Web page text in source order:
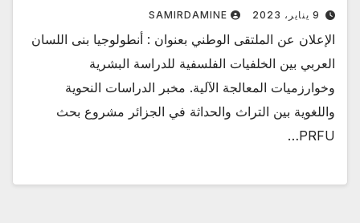
9 يناير، 2023 SAMIRDAMINE
الإعلان عن الملتقى الوطني بعنوان : أنطولوجيا بنى اللسان
العربي بين الخلفيات الفلسفية للدراسة البشرية
وخوارزميات المعالجة الآلية. مخبر الدراسات النحوية
واللغوية بين التراث والحداثة في الجزائر مشروع بحث
PRFU…